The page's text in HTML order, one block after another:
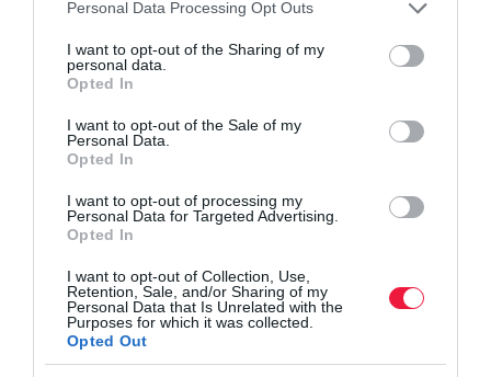
not limited to your visit or usage behaviour. You may click to
grant or deny consent to Google and its third-party tags to
use your data for below specified purposes in below Google
consent section.
Personal Data Processing Opt Outs
I want to opt-out of the Sharing of my
personal data.
Opted In
I want to opt-out of the Sale of my
Personal Data.
Opted In
I want to opt-out of processing my
Personal Data for Targeted Advertising.
Opted In
I want to opt-out of Collection, Use,
Retention, Sale, and/or Sharing of my
Personal Data that Is Unrelated with the
Purposes for which it was collected.
Opted Out